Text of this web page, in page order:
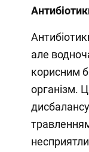
але
корисним
організм.